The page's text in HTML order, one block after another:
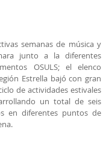
semanas de música y
junto a la diferentes
OSULS; el elenco
Estrella bajó con gran
de actividades estivales
un total de seis
en diferentes puntos de